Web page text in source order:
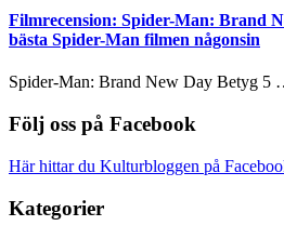
Filmrecension: Spider-Man: Brand
bästa Spider-Man filmen någonsin
Spider-Man: Brand New Day Betyg 5
Följ oss på Facebook
Här hittar du Kulturbloggen på
Kategorier